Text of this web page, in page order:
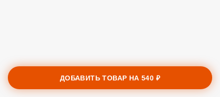
ДОБАВИТЬ ТОВАР НА540 ₽